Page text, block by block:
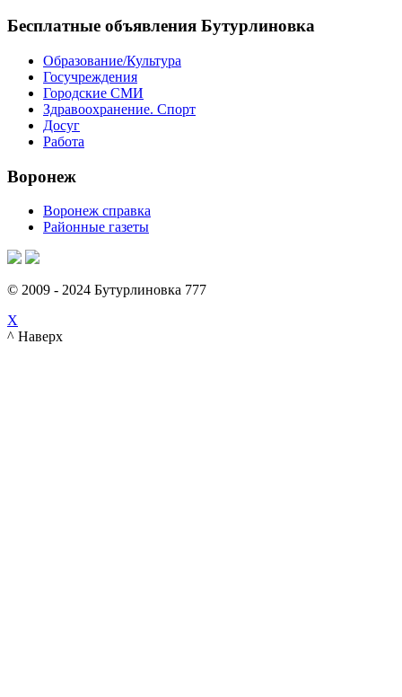
Бесплатные объявления Бутурлиновка
Образование/Культура
Госучреждения
Городские СМИ
Здравоохранение. Спорт
Досуг
Работа
Воронеж
Воронеж справка
Районные газеты
© 2009 - 2024 Бутурлиновка 777
X
^ Наверх